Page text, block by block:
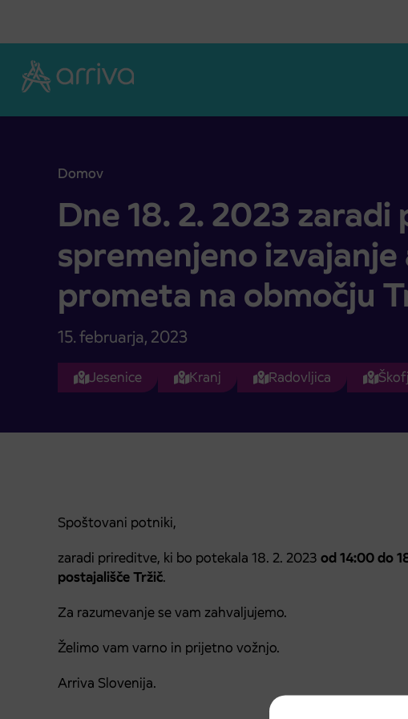
Domov
Dne 18. 2. 2023 zaradi pustovanja spremenjeno
Dne 18. 2. 2023
spremenjeno
prometa na območju
15. februarja, 2023
Jesenice Kranj Radovljica
Spoštovani potniki,
zaradi prireditve, ki bo potekala 18. 2. 2023 od 14:00 do
postajališče Tržič.
Za razumevanje se vam zahvaljujemo.
Želimo vam varno in prijetno vožnjo.
Arriva Slovenija.